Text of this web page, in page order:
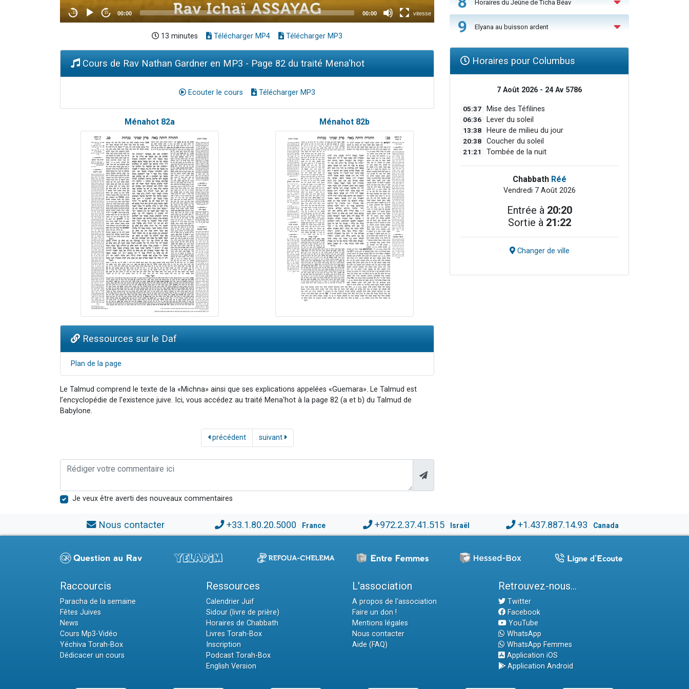
13 minutes Télécharger MP4 Télécharger MP3
Cours de Rav Nathan Gardner en MP3 - Page 82 du traité Mena'hot
Ecouter le cours Télécharger MP3
Ménahot 82a Ménahot 82b
Ressources sur le Daf
Plan de la page
Le Talmud comprend le texte de la «Michna» ainsi que ses explications appelées «Guemara». Le Talmud est
l’encyclopédie de l’existence juive. Ici, vous accédez au traité Mena'hot à la page 82 (a et b) du Talmud de
Babylone.
précédent suivant
Je veux être averti des nouveaux commentaires
Horaires du Jeûne de Ticha Béav
9 Elyana au buisson ardent
Horaires pour Columbus
7 Août 2026 - 24 Av 5786
05:37 Mise des Téfilines
06:36 Lever du soleil
13:38 Heure de milieu du jour
20:38 Coucher du soleil
21:21 Tombée de la nuit
Chabbath Réé
Vendredi 7 Août 2026
Entrée à 20:20
Sortie à 21:22
Changer de ville
Nous contacter +33.1.80.20.5000 France +972.2.37.41.515 Israël +1.437.887.14.93 Canada
Raccourcis
Paracha de la semaine
Fêtes Juives
News
Cours Mp3-Vidéo
Yéchiva Torah-Box
Dédicacer un cours
Ressources
Calendrier Juif
Sidour (livre de prière)
Horaires de Chabbath
Livres Torah-Box
Inscription
Podcast Torah-Box
English Version
L'association
A propos de l'association
Faire un don !
Mentions légales
Nous contacter
Aide (FAQ)
Retrouvez-nous...
Twitter
Facebook
YouTube
WhatsApp
WhatsApp Femmes
Application iOS
Application Android